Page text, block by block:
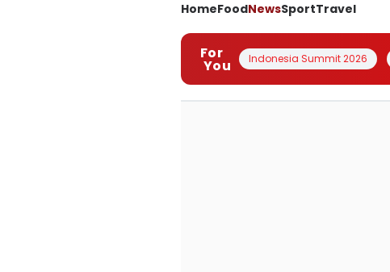
HomeFoodNewsSportTravel
For
You Indonesia Summit 2026